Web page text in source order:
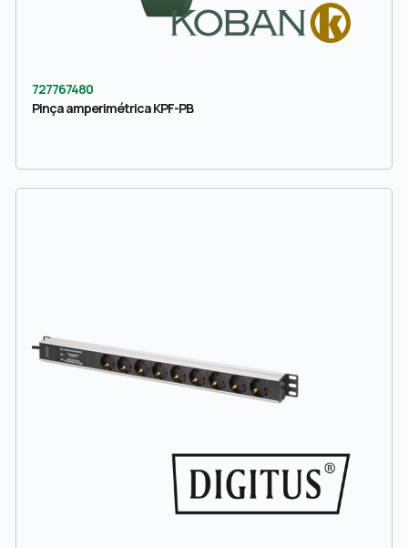
727767480
Pinça amperimétrica KPF-PB